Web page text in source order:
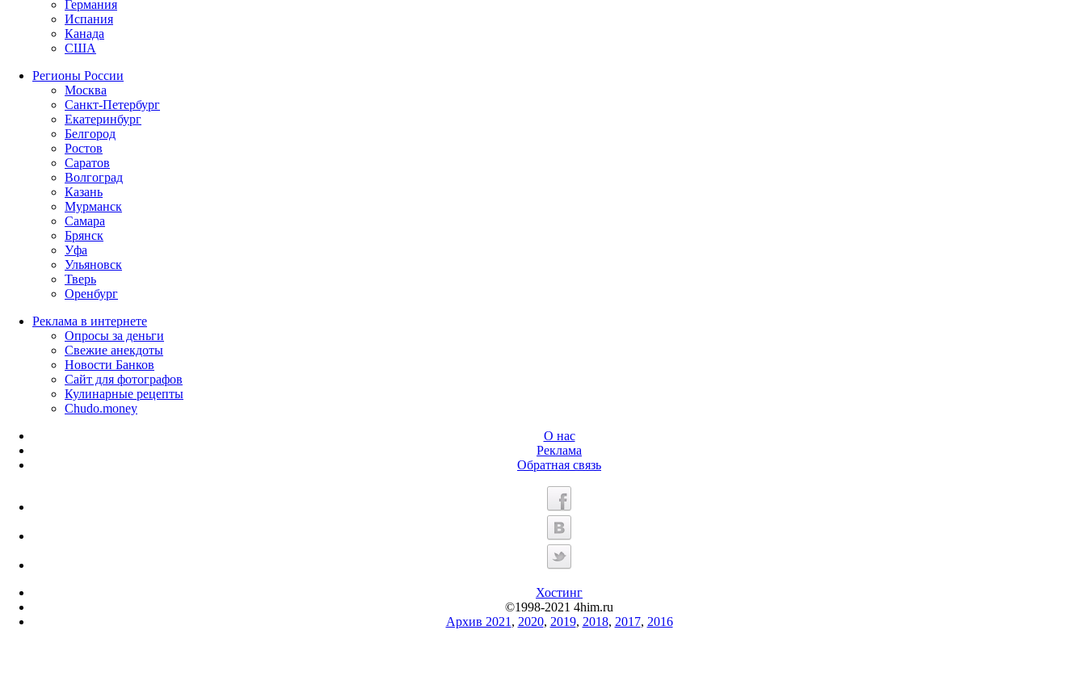
Германия
Испания
Канада
США
Регионы России
Москва
Санкт-Петербург
Екатеринбург
Белгород
Ростов
Саратов
Волгоград
Казань
Мурманск
Самара
Брянск
Уфа
Ульяновск
Тверь
Оренбург
Реклама в интернете
Опросы за деньги
Свежие анекдоты
Новости Банков
Сайт для фотографов
Кулинарные рецепты
Chudo.money
О нас
Реклама
Обратная связь
Хостинг
©1998-2021 4him.ru
Архив 2021 , 2020, 2019, 2018, 2017, 2016